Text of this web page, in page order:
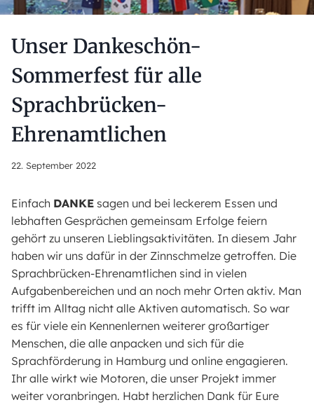
Unser Dankeschön-
Sommerfest für alle
Sprachbrücken-
Ehrenamtlichen
22. September 2022
Einfach DANKE sagen und bei leckerem Essen und
lebhaften Gesprächen gemeinsam Erfolge feiern
gehört zu unseren Lieblingsaktivitäten. In diesem Jahr
haben wir uns dafür in der Zinnschmelze getroffen. Die
Sprachbrücken-Ehrenamtlichen sind in vielen
Aufgabenbereichen und an noch mehr Orten aktiv. Man
trifft im Alltag nicht alle Aktiven automatisch. So war
es für viele ein Kennenlernen weiterer großartiger
Menschen, die alle anpacken und sich für die
Sprachförderung in Hamburg und online engagieren.
Ihr alle wirkt wie Motoren, die unser Projekt immer
weiter voranbringen. Habt herzlichen Dank für Eure